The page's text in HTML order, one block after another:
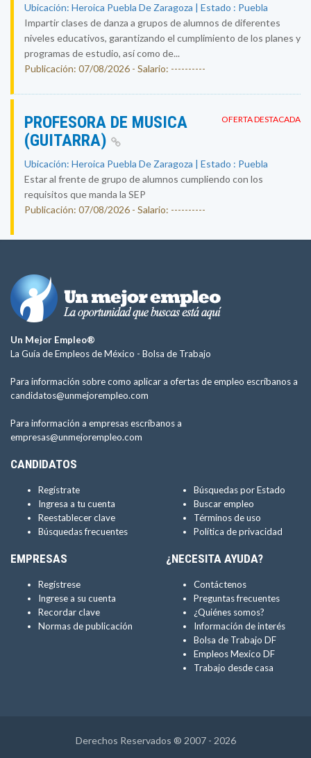
Ubicación: Heroica Puebla De Zaragoza | Estado : Puebla
Impartir clases de danza a grupos de alumnos de diferentes
niveles educativos, garantizando el cumplimiento de los planes y
programas de estudio, así como de...
Publicación: 07/08/2026 - Salario: ----------
OFERTA DESTACADA
PROFESORA DE MUSICA
(GUITARRA)
Ubicación: Heroica Puebla De Zaragoza | Estado : Puebla
Estar al frente de grupo de alumnos cumpliendo con los
requisitos que manda la SEP
Publicación: 07/08/2026 - Salario: ----------
Un Mejor Empleo®
La Guía de Empleos de México - Bolsa de Trabajo
Para información sobre como aplicar a ofertas de empleo escríbanos a
candidatos@unmejorempleo.com
Para información a empresas escríbanos a
empresas@unmejorempleo.com
CANDIDATOS
Regístrate
Ingresa a tu cuenta
Reestablecer clave
Búsquedas frecuentes
Búsquedas por Estado
Buscar empleo
Términos de uso
Política de privacidad
EMPRESAS
Regístrese
Ingrese a su cuenta
Recordar clave
Normas de publicación
¿NECESITA AYUDA?
Contáctenos
Preguntas frecuentes
¿Quiénes somos?
Información de interés
Bolsa de Trabajo DF
Empleos Mexico DF
Trabajo desde casa
Derechos Reservados ® 2007 - 2026